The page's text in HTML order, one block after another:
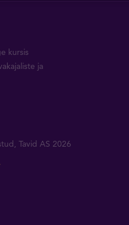
kursis
ja
Tavid AS 2026